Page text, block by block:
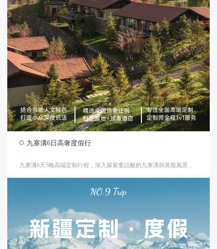
九寨溝6日高奢度假行
九寨溝6天5晚高端定制行程，深入探索童話般的九寨溝與黃龍風景...